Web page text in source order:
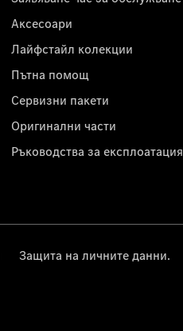
Аксесоари
Лайфстайл колекции
Пътна помощ
Сервизни пакети
Оригинални части
Ръководства за експлоатация
Защита на личните данни.